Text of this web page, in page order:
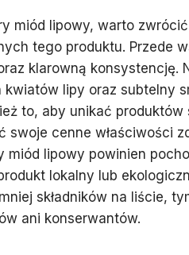
miód lipowy, warto
tego produktu. Przede
klarowną konsystencję.
kwiatów lipy oraz subtelny
to, aby unikać
swoje cenne właściwości
miód lipowy powinien
lokalny lub
składników na liście,
ani konserwantów.